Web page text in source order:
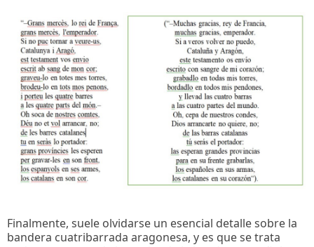
Finalmente, suele olvidarse un esencial detalle sobre la
bandera cuatribarrada aragonesa, y es que se trata